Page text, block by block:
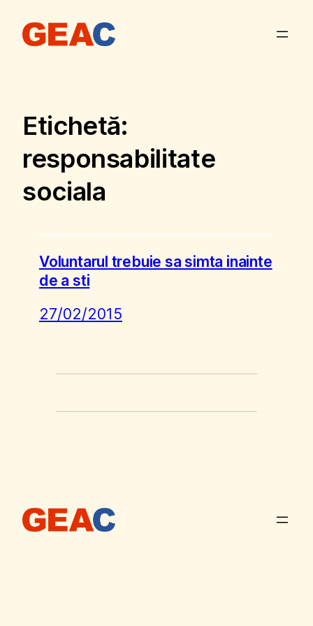
conținut
Etichetă:
responsabilitate
sociala
Voluntarul trebuie sa simta inainte
de a sti
27/02/2015